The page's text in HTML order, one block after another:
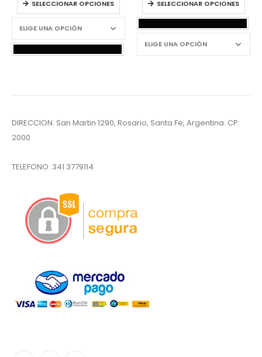
SELECCIONAR OPCIONES SELECCIONAR OPCIONES
DIRECCION: San Martin 1290, Rosario, Santa Fe, Argentina. CP:
2000
TELEFONO: 341 3779114